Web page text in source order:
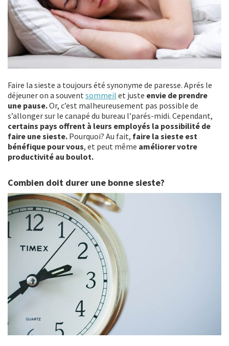
Faire la sieste a toujours été synonyme de paresse. Aprés le
déjeuner on a souvent sommeil et juste envie de prendre
une pause.Or, c’est malheureusement pas possible de
s’allonger sur le canapé du bureau l’parés-midi. Cependant,
certains pays offrent à leurs employés la possibilité de
faire une sieste. Pourquoi? Au fait, faire la sieste est
bénéfique pour vous, et peut même améliorer votre
productivité au boulot.
Combien doit durer une bonne sieste?